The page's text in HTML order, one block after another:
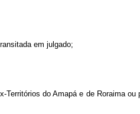
em julgado;
do Amapá e de Roraima